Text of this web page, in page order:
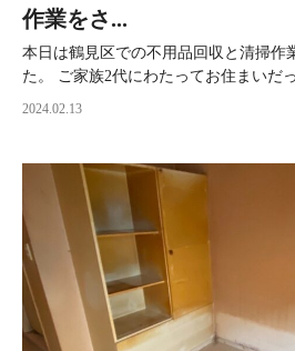
作業をさ...
本日は鶴見区での不用品回収と清掃作
た。 ご家族2代にわたってお住まいだ
2024.02.13